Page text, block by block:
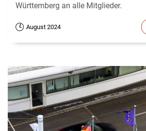
Württemberg an alle Mitglieder.
August 2024